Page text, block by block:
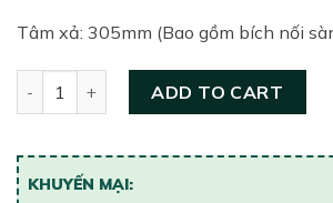
Tâm xả: 305mm (Bao gồm bích nối
ADD TO CART
KHUYẾN MẠI: